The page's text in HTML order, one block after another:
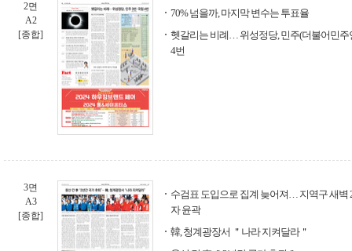
2면
A2
[종합]
70% 넘을까, 마지막 변수는 투표율
헷갈리는 비례… 위성정당, 민주(더불어민주
4번
3면
A3
[종합]
수검표 도입으로 집계 늦어져… 지역구 새벽
자 윤곽
韓, 청계광장서 ＂나라 지켜달라＂